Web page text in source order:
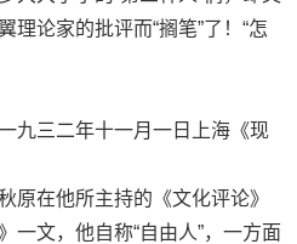
论家的批评而“搁笔”了！“怎
三二年十一月一日上海《现
在他所主持的《文化评论》
一文，他自称“自由人”，一方面